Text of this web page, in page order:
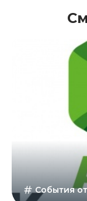
События